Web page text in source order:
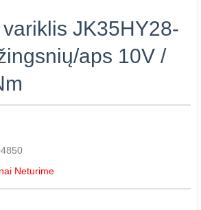
JK35HY28-
aps 10V /
Neturime